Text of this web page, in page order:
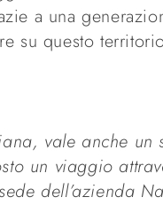
a una
su questo
vale anche
un viaggio
dell’azienda